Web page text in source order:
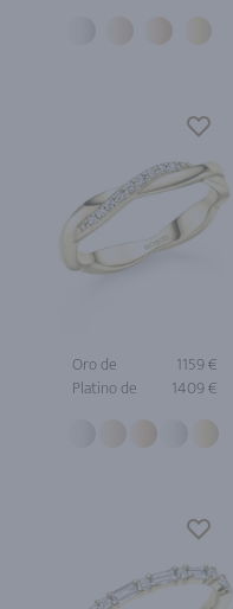
Oro de
1159 €
Platino de
1409 €